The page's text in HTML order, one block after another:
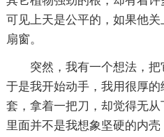
可见上天是公平的，如果他
扇窗。
突然，我有一个想法，把
于是我开始动手，我用很厚
套，拿着一把刀，却觉得无
里面并不是我想象坚硬的内